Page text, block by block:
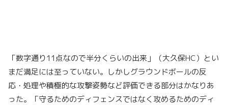
「数字通り11点なので半分くらいの出来」（大久保HC）とい
まだ満足には至っていない。しかしグラウンドボールの反
応・処理や積極的な攻撃姿勢など評価できる部分はかなりあ
った。「守るためのディフェンスではなく攻めるためのディ